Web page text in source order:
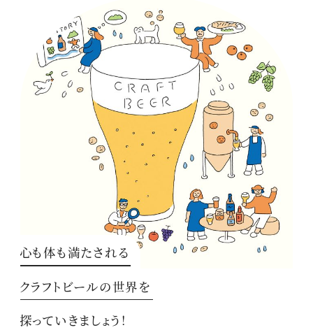
心も体も満たされる
クラフトビールの世界を
探っていきましょう！